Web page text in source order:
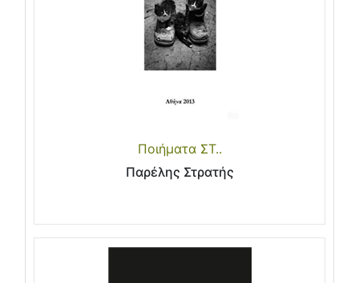
Ποιήματα ΣΤ..
Παρέλης Στρατής